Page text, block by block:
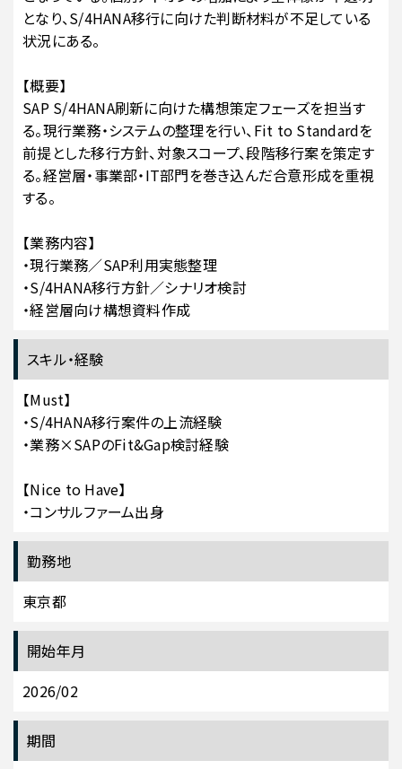
となり、S/4HANA移行に向けた判断材料が不足している
状況にある。
【概要】
SAP S/4HANA刷新に向けた構想策定フェーズを担当す
る。現行業務・システムの整理を行い、Fit to Standardを
前提とした移行方針、対象スコープ、段階移行案を策定す
る。経営層・事業部・IT部門を巻き込んだ合意形成を重視
する。
【業務内容】
・現行業務／SAP利用実態整理
・S/4HANA移行方針／シナリオ検討
・経営層向け構想資料作成
スキル・経験
【Must】
・S/4HANA移行案件の上流経験
・業務×SAPのFit&Gap検討経験
【Nice to Have】
・コンサルファーム出身
勤務地
東京都
開始年月
2026/02
期間